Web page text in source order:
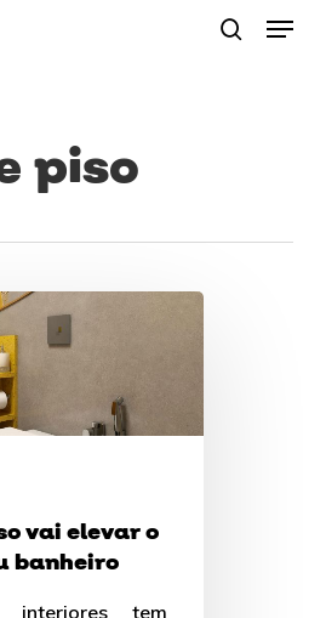
Menu
piso
vai elevar o
banheiro
tem